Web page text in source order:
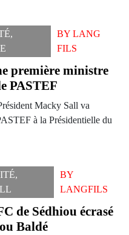
,
BY LANG
FILS
première ministre
PASTEF
Macky Sall va
à la Présidentielle du
,
BY
LANGFILS
de Sédhiou écrasé
Baldé